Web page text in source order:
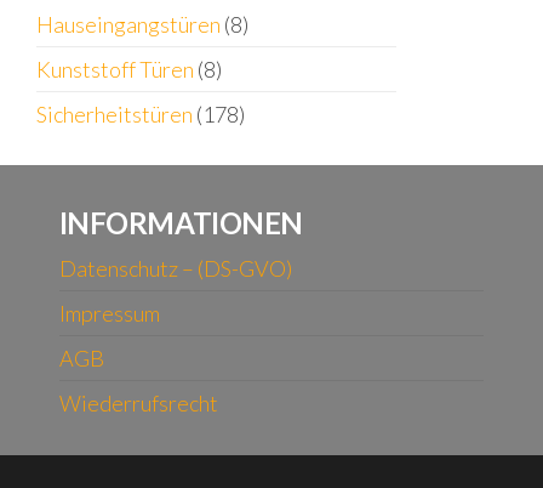
Hauseingangstüren (8)
Kunststoff Türen (8)
Sicherheitstüren (178)
INFORMATIONEN
Datenschutz – (DS-GVO)
Impressum
AGB
Wiederrufsrecht